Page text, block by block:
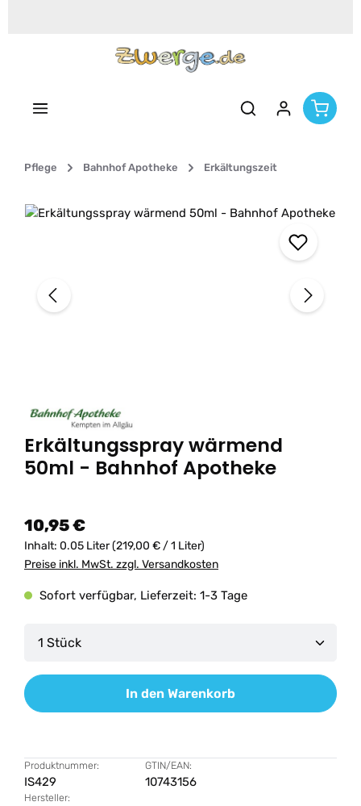
Pflege Bahnhof Apotheke Erkältungszeit
Bildergalerie überspringen
Erkältungsspray wärmend
50ml - Bahnhof Apotheke
10,95 €
Inhalt: 0.05 Liter(219,00 € / 1 Liter)
Preise inkl. MwSt. zzgl. Versandkosten
Sofort verfügbar, Lieferzeit: 1-3 Tage
Produkt Anzahl: Gib den gewünschten Wert
In den Warenkorb
Produktnummer:
IS429
GTIN/EAN:
10743156
Hersteller: